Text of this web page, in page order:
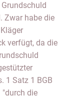
Zwar habe die
verfügt, da die
1 Satz 1 BGB
"durch die